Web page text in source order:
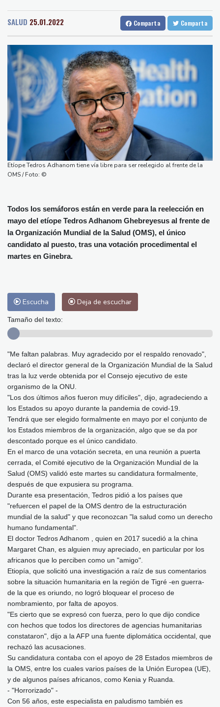
Barcelona
Bilbao
21 °C
Santo Domingo
27 °C
Havana
23 °C Puerto Rico
28 °C
Quito
9 °C Brasilia
21 °C
Manaus
27 °C Rio de Janeiro
São Paulo
21 °C
Nava de la Asunción
21 °C
26 °C
Punta Arena
28 °C
Montevideo
12 °C Panama
24 °C
San Salvador
18 °C Oaxaca
16 °C
Alicante
27 °C Córdoba
24 °C
Málaga
25 °C Murcia
25 °C
Las Palmas de Gran Canaria
26 °C
26 °C
Panama City
25 °C
Debilitado, Infantino organiza reunión de crisis en Marruecos
Los rebeldes hutíes de Yemen dicen haber atacado dos petrolero
sauditas
Debilitado, Infantino organizó reunión de crisis en Marruecos
Noosha Aubel: Klarar hon av Potsdams problem?
Noosha Aubel: Czy poradzi sobie z problemami Poczdamu?
Noosha Aubel: Είναι σε θέση να αντιμετωπίσει τα προβλήματα
του Πότσδαμ;
Noosha Aubel: Zvládne problémy Postupimi?
SALUD 25.01.2022 Comparta Comparta
Etíope Tedros Adhanom tiene vía libre para ser reelegido al frente de la
OMS / Foto: ©
Todos los semáforos están en verde para la reelección en
mayo del etíope Tedros Adhanom Ghebreyesus al frente de
la Organización Mundial de la Salud (OMS), el único
candidato al puesto, tras una votación procedimental el
martes en Ginebra.
Escucha Deja de escuchar
Tamaño del texto:
"Me faltan palabras. Muy agradecido por el respaldo renovado",
declaró el director general de la Organización Mundial de la Salud
tras la luz verde obtenida por el Consejo ejecutivo de este
organismo de la ONU.
"Los dos últimos años fueron muy difíciles", dijo, agradeciendo a
los Estados su apoyo durante la pandemia de covid-19.
Tendrá que ser elegido formalmente en mayo por el conjunto de
los Estados miembros de la organización, algo que se da por
descontado porque es el único candidato.
En el marco de una votación secreta, en una reunión a puerta
cerrada, el Comité ejecutivo de la Organización Mundial de la
Salud (OMS) validó este martes su candidatura formalmente,
después de que expusiera su programa.
Durante esa presentación, Tedros pidió a los países que
"refuercen el papel de la OMS dentro de la estructuración
mundial de la salud" y que reconozcan "la salud como un derecho
humano fundamental".
El doctor Tedros Adhanom , quien en 2017 sucedió a la china
Margaret Chan, es alguien muy apreciado, en particular por los
africanos que lo perciben como un "amigo".
Etiopía, que solicitó una investigación a raíz de sus comentarios
sobre la situación humanitaria en la región de Tigré -en guerra-
de la que es oriundo, no logró bloquear el proceso de
nombramiento, por falta de apoyos.
"Es cierto que se expresó con fuerza, pero lo que dijo condice
con hechos que todos los directores de agencias humanitarias
constataron", dijo a la AFP una fuente diplomática occidental, que
rechazó las acusaciones.
Su candidatura contaba con el apoyo de 28 Estados miembros de
la OMS, entre los cuales varios países de la Unión Europea (UE),
y de algunos países africanos, como Kenia y Ruanda.
- "Horrorizado" -
Con 56 años, este especialista en paludismo también es